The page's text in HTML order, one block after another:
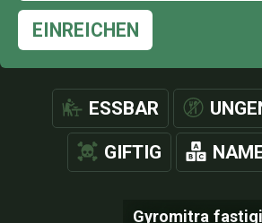
EINREICHEN
ESSBAR
GIFTIG
Gyromitra